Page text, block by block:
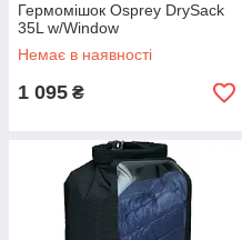
Гермомішок Osprey DrySack
35L w/Window
Немає в наявності
1 095 ₴